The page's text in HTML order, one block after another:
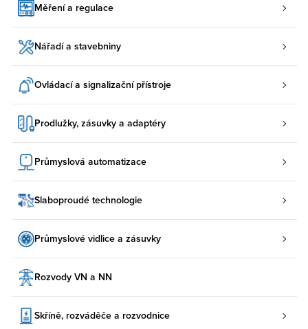
Měření a regulace
Nářadí a stavebniny
Ovládací a signalizační přístroje
Prodlužky, zásuvky a adaptéry
Průmyslová automatizace
Slaboproudé technologie
Průmyslové vidlice a zásuvky
Rozvody VN a NN
Skříně, rozváděče a rozvodnice